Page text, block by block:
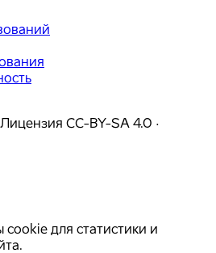
Лицензия CC-BY-SA 4.0 ·
для статистики и